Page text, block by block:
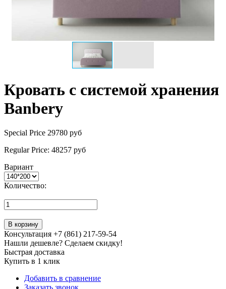
Кровать с системой хранения
Banbery
Special Price 29780 руб
Regular Price: 48257 руб
Вариант
Количество:
В корзину
Консультация +7 (861) 217-59-54
Нашли дешевле? Сделаем скидку!
Быстрая доставка
Купить в 1 клик
Добавить в сравнение